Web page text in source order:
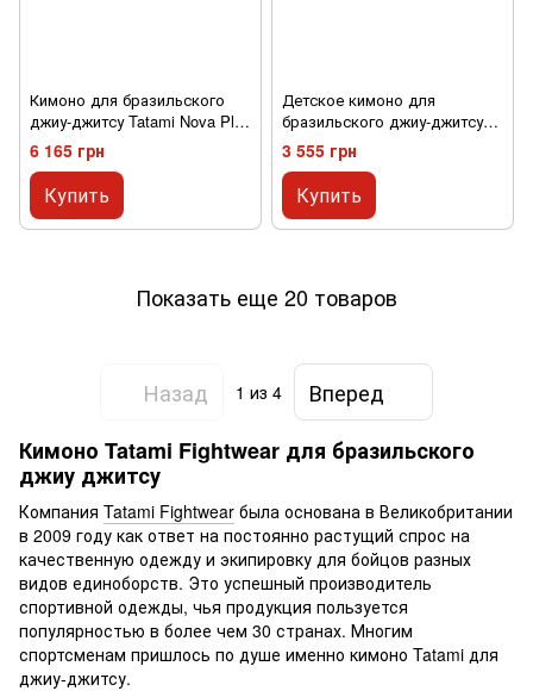
Кимоно для бразильского
джиу-джитсу Tatami Nova Plus
Синее A2XL
6 165 грн
Купить
Детское кимоно для
бразильского джиу-джитсу
Tatami The Original V2 Белое
M2
3 555 грн
Купить
Показать еще 20 товаров
Назад 1 из 4
Вперед
Кимоно Tatami Fightwear для бразильского
джиу джитсу
Компания Tatami Fightwear была основана в Великобритании
в 2009 году как ответ на постоянно растущий спрос на
качественную одежду и экипировку для бойцов разных
видов единоборств. Это успешный производитель
спортивной одежды, чья продукция пользуется
популярностью в более чем 30 странах. Многим
спортсменам пришлось по душе именно кимоно Tatami для
джиу-джитсу.